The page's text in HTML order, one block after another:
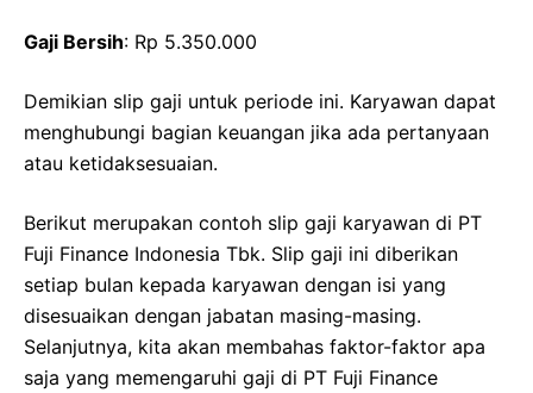
Gaji Bersih: Rp 5.350.000
Demikian slip gaji untuk periode ini. Karyawan dapat
menghubungi bagian keuangan jika ada pertanyaan
atau ketidaksesuaian.
Berikut merupakan contoh slip gaji karyawan di PT
Fuji Finance Indonesia Tbk. Slip gaji ini diberikan
setiap bulan kepada karyawan dengan isi yang
disesuaikan dengan jabatan masing-masing.
Selanjutnya, kita akan membahas faktor-faktor apa
saja yang memengaruhi gaji di PT Fuji Finance